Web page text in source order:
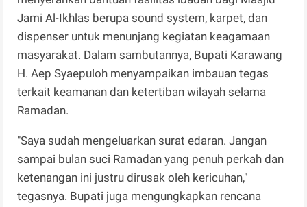
Jami Al-Ikhlas berupa sound system, karpet, dan
dispenser untuk menunjang kegiatan keagamaan
masyarakat. Dalam sambutannya, Bupati Karawang
H. Aep Syaepuloh menyampaikan imbauan tegas
terkait keamanan dan ketertiban wilayah selama
Ramadan.
"Saya sudah mengeluarkan surat edaran. Jangan
sampai bulan suci Ramadan yang penuh perkah dan
ketenangan ini justru dirusak oleh kericuhan,"
tegasnya. Bupati juga mengungkapkan rencana